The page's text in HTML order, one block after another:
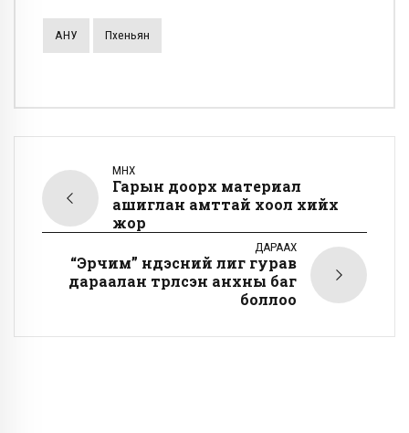
АНУ Пхеньян
ӨМНӨХ
Гарын доорх материал
ашиглан амттай хоол хийх
жор
ДАРААХ
“Эрчим” үндэсний лиг гурав
дараалан түрүүлсэн анхны баг
боллоо